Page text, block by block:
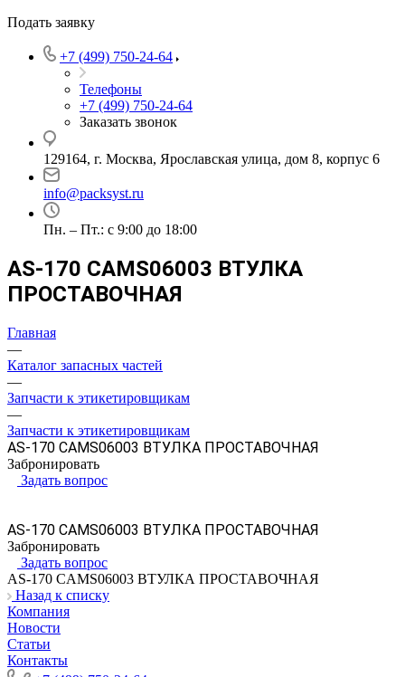
Подать заявку
+7 (499) 750-24-64
Телефоны
+7 (499) 750-24-64
Заказать звонок
129164, г. Москва, Ярославская улица, дом 8, корпус 6
info@packsyst.ru
Пн. – Пт.: с 9:00 до 18:00
AS-170 CAMS06003 ВТУЛКА
ПРОСТАВОЧНАЯ
Главная
—
Каталог запасных частей
—
Запчасти к этикетировщикам
—
Запчасти к этикетировщикам
AS-170 CAMS06003 ВТУЛКА ПРОСТАВОЧНАЯ
Забронировать
Задать вопрос
AS-170 CAMS06003 ВТУЛКА ПРОСТАВОЧНАЯ
Забронировать
Задать вопрос
AS-170 CAMS06003 ВТУЛКА ПРОСТАВОЧНАЯ
Назад к списку
Компания
Новости
Статьи
Контакты